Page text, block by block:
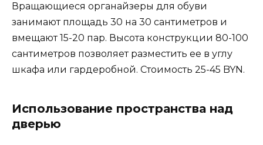
Вращающиеся органайзеры для обуви
занимают площадь 30 на 30 сантиметров и
вмещают 15-20 пар. Высота конструкции 80-100
сантиметров позволяет разместить ее в углу
шкафа или гардеробной. Стоимость 25-45 BYN.
Использование пространства над
дверью